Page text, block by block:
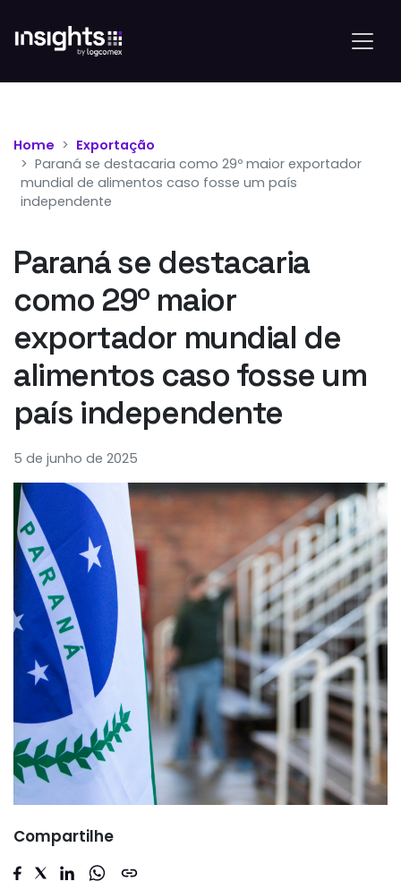
Home
Exportação
Paraná se destacaria como 29º maior exportador
mundial de alimentos caso fosse um país
independente
Paraná se destacaria
como 29º maior
exportador mundial de
alimentos caso fosse um
país independente
5 de junho de 2025
Compartilhe